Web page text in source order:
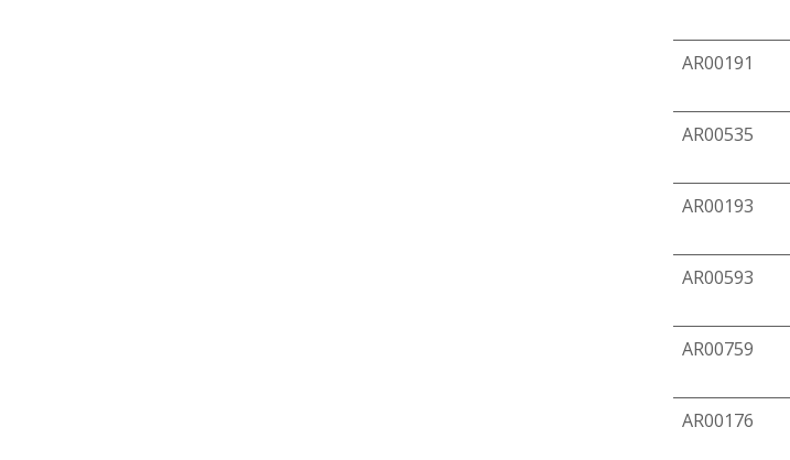
AR00191
AR00535
AR00193
AR00593
AR00759
AR00176